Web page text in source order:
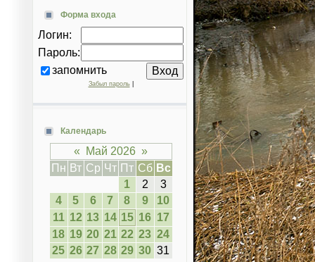
Форма входа
Логин:
Пароль:
запомнить
Забыл пароль|
Календарь
« Май 2026 »
Пн Вт Ср Чт Пт Сб Вс
1
2
3
4
5 6 7 8 9
10
11 12 13 14 15 16 17
18 19 20 21 22 23 24
25 26 27 28 29 30 31